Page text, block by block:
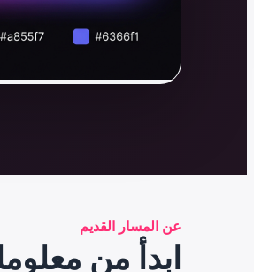
عن المسار القديم
ابدأ من